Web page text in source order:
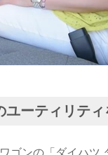
ユーティリテ
ゴンの「ダイハツ